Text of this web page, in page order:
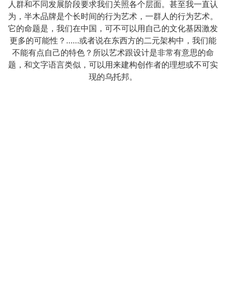
人群和不同发展阶段要求我们关照各个层面。甚至我一直认
为，半木品牌是个长时间的行为艺术，一群人的行为艺术。
它的命题是，我们在中国，可不可以用自己的文化基因激发
更多的可能性？……或者说在东西方的二元架构中，我们能
不能有点自己的特色？所以艺术跟设计是非常有意思的命
题，和文字语言类似，可以用来建构创作者的理想或不可实
现的乌托邦。